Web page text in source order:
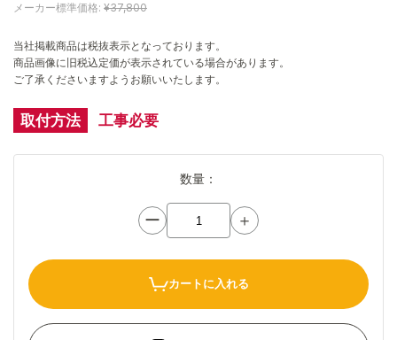
メーカー標準価格: ¥37,800
当社掲載商品は税抜表示となっております。
商品画像に旧税込定価が表示されている場合があります。
ご了承くださいますようお願いいたします。
取付方法 工事必要
数量：
ー ＋
カートに入れる